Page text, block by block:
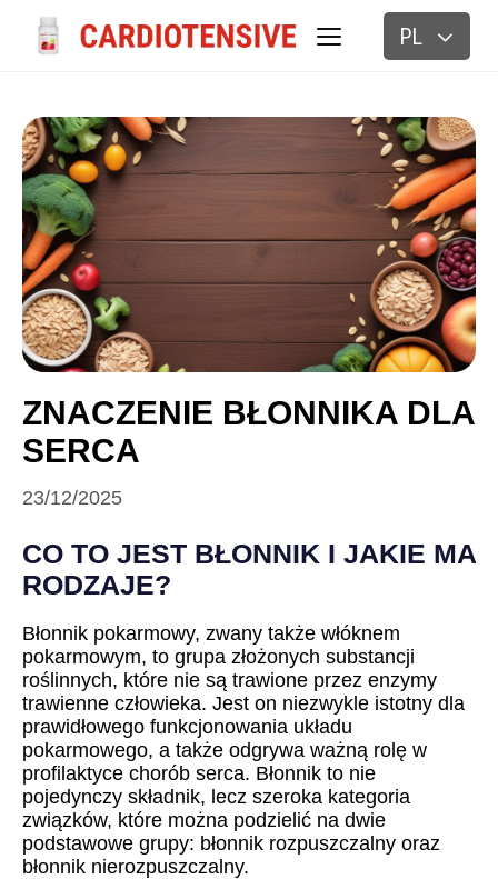
PL
ZNACZENIE BŁONNIKA DLA
SERCA
23/12/2025
CO TO JEST BŁONNIK I JAKIE MA
RODZAJE?
Błonnik pokarmowy, zwany także włóknem
pokarmowym, to grupa złożonych substancji
roślinnych, które nie są trawione przez enzymy
trawienne człowieka. Jest on niezwykle istotny dla
prawidłowego funkcjonowania układu
pokarmowego, a także odgrywa ważną rolę w
profilaktyce chorób serca. Błonnik to nie
pojedynczy składnik, lecz szeroka kategoria
związków, które można podzielić na dwie
podstawowe grupy: błonnik rozpuszczalny oraz
błonnik nierozpuszczalny.